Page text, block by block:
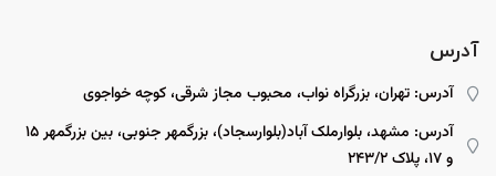
آدرس
آدرس: تهران، بزرگراه نواب، محبوب مجاز شرقی، کوچه خواجوی
آدرس: مشهد، بلوارملک آباد(بلوارسجاد)، بزرگمهر جنوبی، بین بزرگمهر ۱۵
و ۱۷، پلاک ۲۴۳/۲